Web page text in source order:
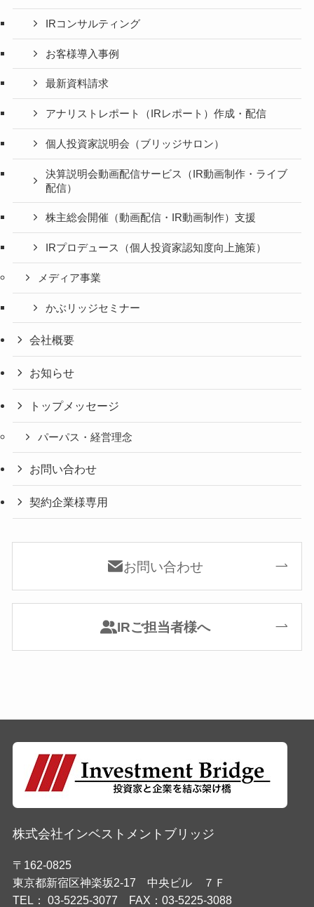
IRコンサルティング
お客様導入事例
最新資料請求
アナリストレポート（IRレポート）作成・配信
個人投資家説明会（ブリッジサロン）
決算説明会動画配信サービス（IR動画制作・ライブ
配信）
株主総会開催（動画配信・IR動画制作）支援
IRプロデュース（個人投資家認知度向上施策）
メディア事業
かぶリッジセミナー
会社概要
お知らせ
トップメッセージ
パーパス・経営理念
お問い合わせ
契約企業様専用
お問い合わせ
IRご担当者様へ
株式会社インベストメントブリッジ
〒162-0825
東京都新宿区神楽坂2-17 中央ビル ７Ｆ
TEL： 03-5225-3077 FAX：03-5225-3088